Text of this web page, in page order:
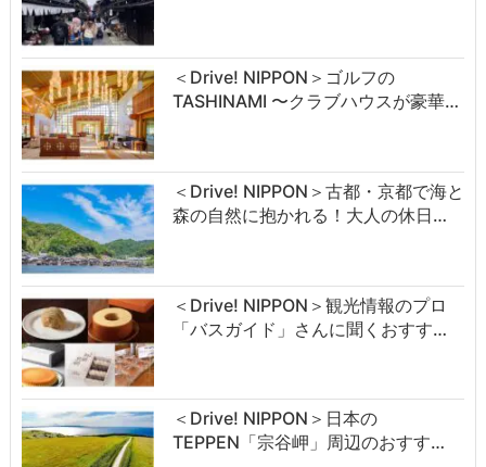
＜Drive! NIPPON＞ゴルフの
TASHINAMI 〜クラブハウスが豪華…
＜Drive! NIPPON＞古都・京都で海と
森の自然に抱かれる！大人の休日…
＜Drive! NIPPON＞観光情報のプロ
「バスガイド」さんに聞くおすす…
＜Drive! NIPPON＞日本の
TEPPEN「宗谷岬」周辺のおすす…